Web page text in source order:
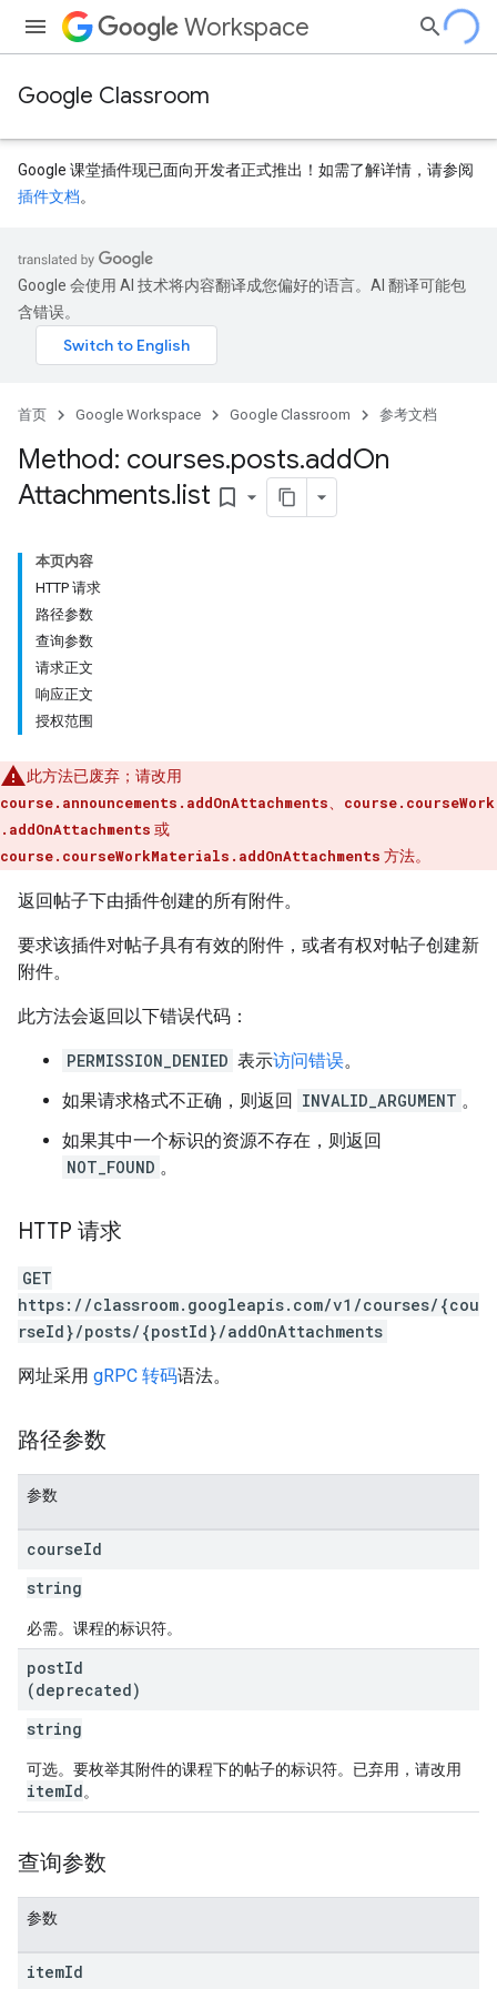
Workspace
Google Classroom
Google 课堂插件现已面向开发者正式推出！如需了解详情，请参阅
插件文档。
Google 会使用 AI 技术将内容翻译成您偏好的语言。AI 翻译可能包
含错误。
首页 Google Workspace Google Classroom 参考文档
Method: courses.posts.addOn
Attachments.list bookmark_border
本页内容
HTTP 请求
路径参数
查询参数
请求正文
响应正文
授权范围
此方法已废弃；请改用
course.announcements.addOnAttachments
course.courseWork
.addOnAttachments 或
course.courseWorkMaterials.addOnAttachments 方法。
返回帖子下由插件创建的所有附件。
要求该插件对帖子具有有效的附件，或者有权对帖子创建新
附件。
此方法会返回以下错误代码：
PERMISSION_DENIED 表示访问错误。
如果请求格式不正确，则返回 INVALID_ARGUMENT 。
如果其中一个标识的资源不存在，则返回
NOT_FOUND 。
HTTP 请求
GET
https://classroom.googleapis.com/v1/courses/{cou
rseId}/posts/{postId}/addOnAttachments
网址采用 gRPC 转码语法。
路径参数
参数
courseId
string
必需。课程的标识符。
postId
(deprecated)
string
可选。要枚举其附件的课程下的帖子的标识符。已弃用，请改用
itemId。
查询参数
参数
itemId